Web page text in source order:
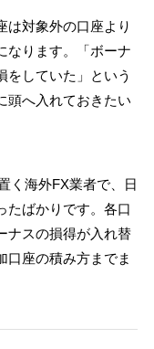
は対象外の口座より
なります。「ボーナ
をしていた」という
頭へ入れておきたい
く海外FX業者で、日
たばかりです。各口
ナスの損得が入れ替
口座の積み方までま